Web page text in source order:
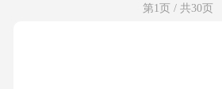
第1页 / 共30页